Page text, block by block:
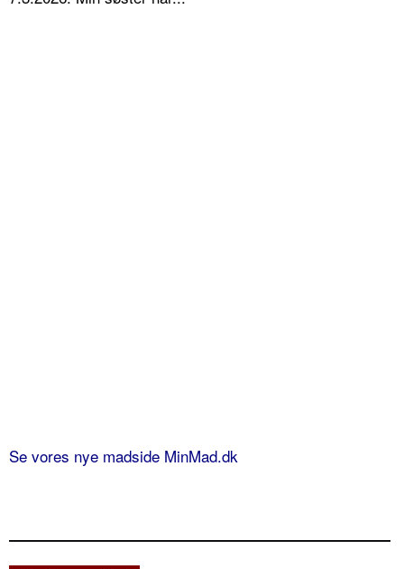
Se vores nye madside MinMad.dk